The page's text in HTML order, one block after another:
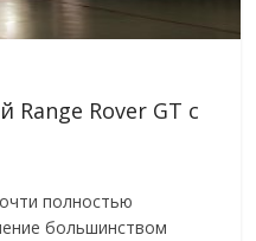
Range Rover GT с
полностью
большинством